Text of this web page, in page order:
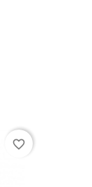
favorite_border